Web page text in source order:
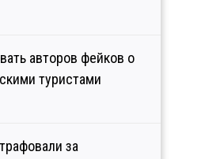
авторов фейков о
туристами
за